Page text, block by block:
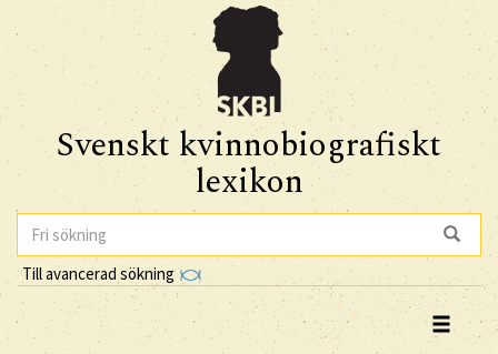
Svenskt kvinnobiografiskt
lexikon
Till avancerad sökning